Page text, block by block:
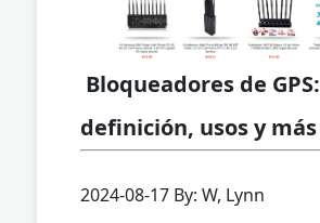
Bloqueadores de GPS:
definición, usos y más
2024-08-17 By: W, Lynn